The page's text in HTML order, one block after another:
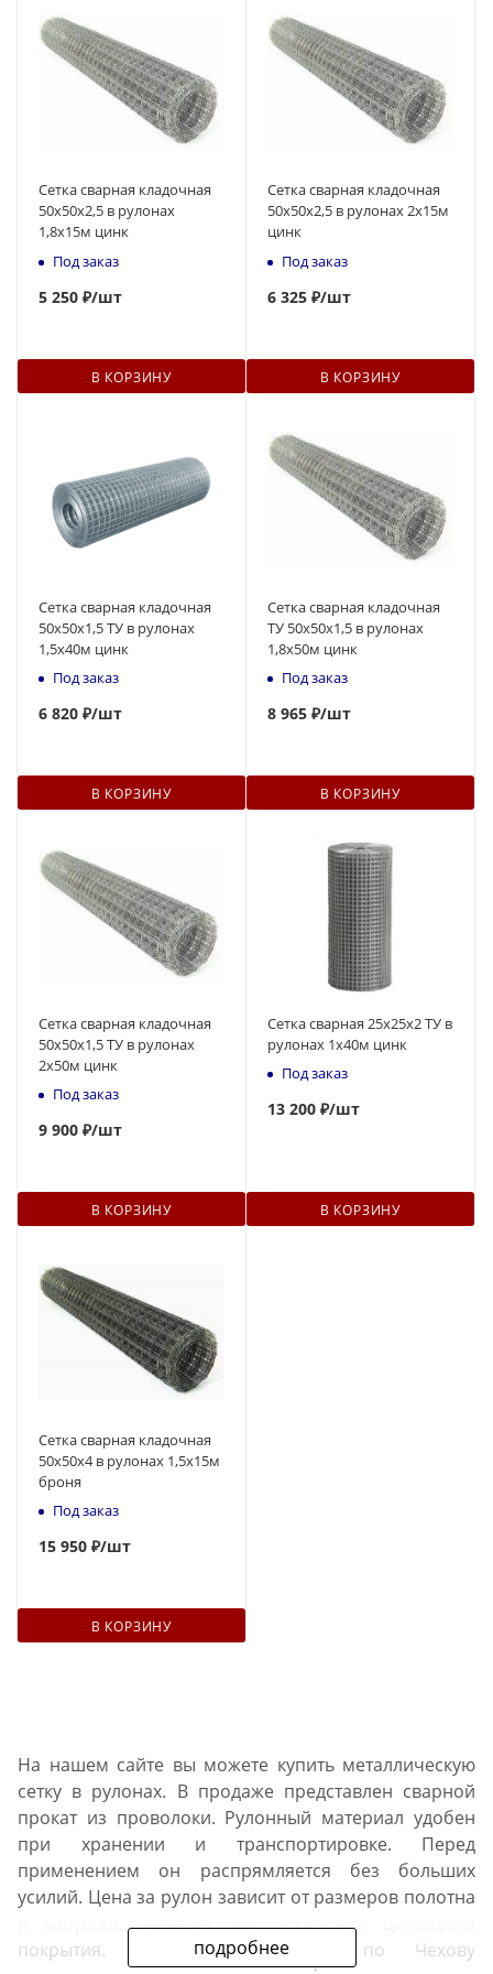
Сетка сварная кладочная
50x50х2,5 в рулонах
1,8х15м цинк
Под заказ
5 250 ₽/шт
В КОРЗИНУ
Сетка сварная кладочная
50x50х2,5 в рулонах 2х15м
цинк
Под заказ
6 325 ₽/шт
В КОРЗИНУ
Сетка сварная кладочная
50х50х1,5 ТУ в рулонах
1,5х40м цинк
Под заказ
6 820 ₽/шт
В КОРЗИНУ
Сетка сварная кладочная
ТУ 50х50х1,5 в рулонах
1,8х50м цинк
Под заказ
8 965 ₽/шт
В КОРЗИНУ
Сетка сварная кладочная
50х50х1,5 ТУ в рулонах
2х50м цинк
Под заказ
9 900 ₽/шт
В КОРЗИНУ
Сетка сварная 25х25х2 ТУ в
рулонах 1х40м цинк
Под заказ
13 200 ₽/шт
В КОРЗИНУ
Сетка сварная кладочная
50x50х4 в рулонах 1,5х15м
броня
Под заказ
15 950 ₽/шт
В КОРЗИНУ
подробнее
На нашем сайте вы можете купить металлическую
сетку в рулонах. В продаже представлен сварной
прокат из проволоки. Рулонный материал удобен
при хранении и транспортировке. Перед
применением он распрямляется без больших
усилий. Цена за рулон зависит от размеров полотна
и метража, наличия или отсутствия цинкового
покрытия. Стоимость доставки по Чехову